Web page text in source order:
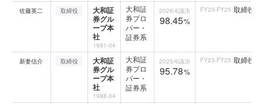
佐藤英二 取締役
大和証
券グル
ープ本
社
1991-04
大和証
券プロ
パー・
証券系
2026/6議決
98.45%
FY23-FY25 取締役
新妻信介 取締役
大和証
券グル
ープ本
社
1988-04
大和証
券プロ
パー・
証券系
2025/6議決
95.78%
FY23-FY25 取締役